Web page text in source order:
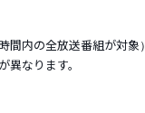
内の全放送番組が対象）
なります。